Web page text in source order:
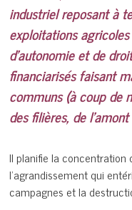
industriel reposant à
exploitations
d’autonomie et de
financiarisés faisant
communs (à coup de
des filières, de l’amont
Il planifie la
l’agrandissement qui
campagnes et la